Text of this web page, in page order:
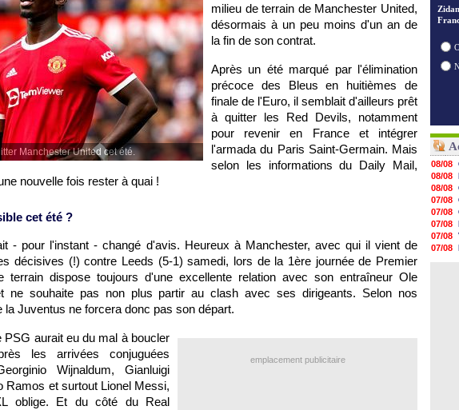
Manchester United cet été.
milieu de terrain de Manchester United,
désormais à un peu moins d'un an de
la fin de son contrat.
Après un été marqué par l'élimination
précoce des Bleus en huitièmes de
finale de l'Euro, il semblait d'ailleurs prêt
à quitter les Red Devils, notamment
pour revenir en France et intégrer
l'armada du Paris Saint-Germain. Mais
selon les informations du Daily Mail,
nouvelle fois rester à quai !
cet été ?
- pour l'instant - changé d'avis. Heureux à Manchester, avec qui il vient de
décisives (!) contre Leeds (5-1) samedi, lors de la 1ère journée de Premier
terrain dispose toujours d'une excellente relation avec son entraîneur Ole
ne souhaite pas non plus partir au clash avec ses dirigeants. Selon nos
la Juventus ne forcera donc pas son départ.
emplacement publicitaire
aurait eu du mal à boucler
les arrivées conjuguées
Wijnaldum, Gianluigi
Ramos et surtout Lionel Messi,
oblige. Et du côté du Real
08/08
08/08
08/08
07/08
07/08
07/08
07/08
07/08